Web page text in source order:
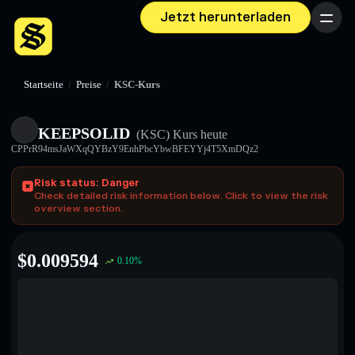
Jetzt herunterladen Menü
Startseite / Preise / KSC-Kurs
KEEPSOLID (KSC) Kurs heute
CPPrR94msJaWXqQYBzY9EnhPbcYbwBFEYYj4T5XmDQz2
Risk status: Danger
Check detailed risk information below. Click to view the risk
overview section.
$0.009594 0.10%